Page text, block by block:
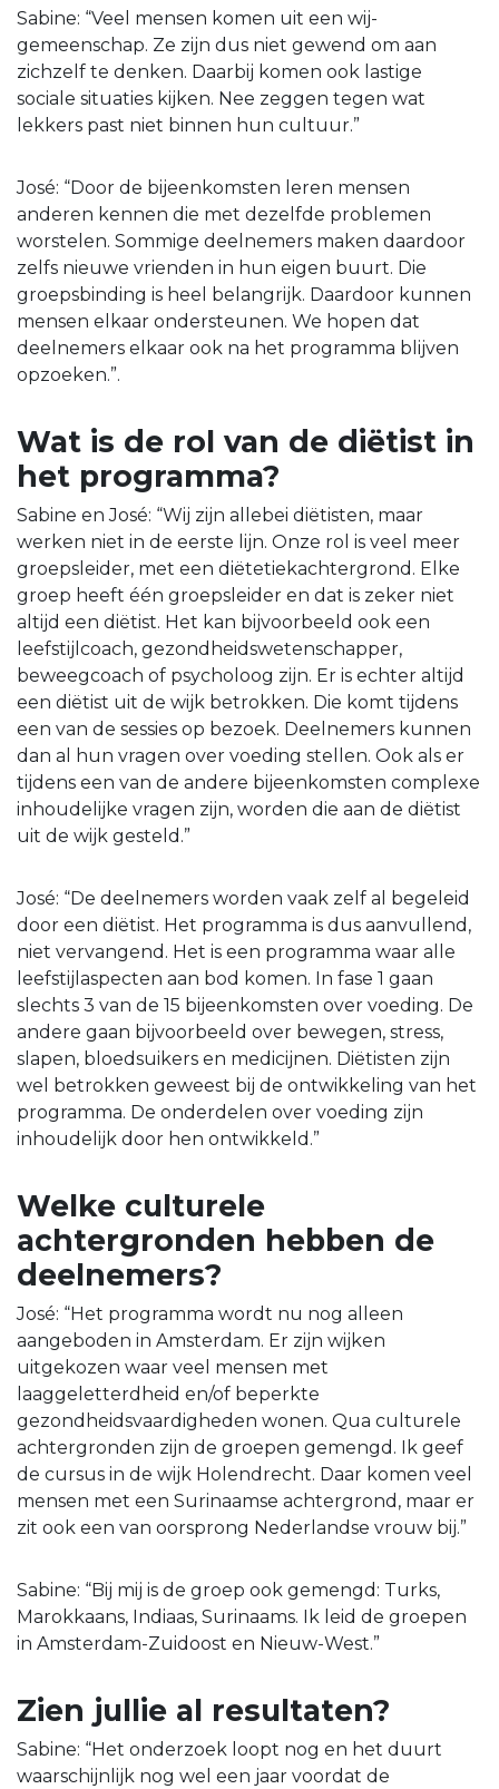
Sabine: “Veel mensen komen uit een wij-
gemeenschap. Ze zijn dus niet gewend om aan
zichzelf te denken. Daarbij komen ook lastige
sociale situaties kijken. Nee zeggen tegen wat
lekkers past niet binnen hun cultuur.”
José: “Door de bijeenkomsten leren mensen
anderen kennen die met dezelfde problemen
worstelen. Sommige deelnemers maken daardoor
zelfs nieuwe vrienden in hun eigen buurt. Die
groepsbinding is heel belangrijk. Daardoor kunnen
mensen elkaar ondersteunen. We hopen dat
deelnemers elkaar ook na het programma blijven
opzoeken.”.
Wat is de rol van de diëtist in
het programma?
Sabine en José: “Wij zijn allebei diëtisten, maar
werken niet in de eerste lijn. Onze rol is veel meer
groepsleider, met een diëtetiekachtergrond. Elke
groep heeft één groepsleider en dat is zeker niet
altijd een diëtist. Het kan bijvoorbeeld ook een
leefstijlcoach, gezondheidswetenschapper,
beweegcoach of psycholoog zijn. Er is echter altijd
een diëtist uit de wijk betrokken. Die komt tijdens
een van de sessies op bezoek. Deelnemers kunnen
dan al hun vragen over voeding stellen. Ook als er
tijdens een van de andere bijeenkomsten complexe
inhoudelijke vragen zijn, worden die aan de diëtist
uit de wijk gesteld.”
José: “De deelnemers worden vaak zelf al begeleid
door een diëtist. Het programma is dus aanvullend,
niet vervangend. Het is een programma waar alle
leefstijlaspecten aan bod komen. In fase 1 gaan
slechts 3 van de 15 bijeenkomsten over voeding. De
andere gaan bijvoorbeeld over bewegen, stress,
slapen, bloedsuikers en medicijnen. Diëtisten zijn
wel betrokken geweest bij de ontwikkeling van het
programma. De onderdelen over voeding zijn
inhoudelijk door hen ontwikkeld.”
Welke culturele
achtergronden hebben de
deelnemers?
José: “Het programma wordt nu nog alleen
aangeboden in Amsterdam. Er zijn wijken
uitgekozen waar veel mensen met
laaggeletterdheid en/of beperkte
gezondheidsvaardigheden wonen. Qua culturele
achtergronden zijn de groepen gemengd. Ik geef
de cursus in de wijk Holendrecht. Daar komen veel
mensen met een Surinaamse achtergrond, maar er
zit ook een van oorsprong Nederlandse vrouw bij.”
Sabine: “Bij mij is de groep ook gemengd: Turks,
Marokkaans, Indiaas, Surinaams. Ik leid de groepen
in Amsterdam-Zuidoost en Nieuw-West.”
Zien jullie al resultaten?
Sabine: “Het onderzoek loopt nog en het duurt
waarschijnlijk nog wel een jaar voordat de